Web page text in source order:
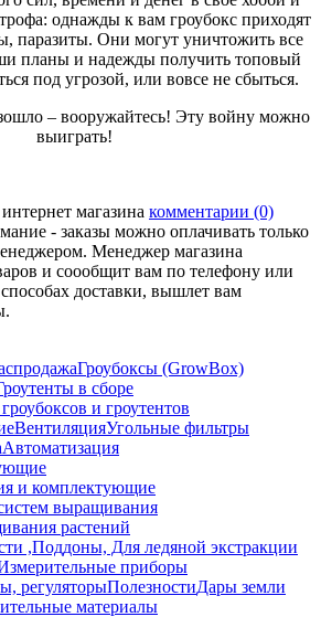
однажды к вам гроубокс приходят
паразиты. Они могут уничтожить все
планы и надежды получить топовый
под угрозой, или вовсе не сбыться.
– вооружайтесь! Эту войну можно
выиграть!
магазина комментарии (0)
- заказы можно оплачивать только
Менеджер магазина
и соообщит вам по телефону или
доставки, вышлет вам
Гроубоксы (GrowBox)
в сборе
и гроутентов
ВентиляцияУгольные фильтры
Автоматизация
и комплектующие
выращивания
растений
,Поддоны, Для ледяной экстракции
приборы
регуляторыПолезностиДары земли
материалы